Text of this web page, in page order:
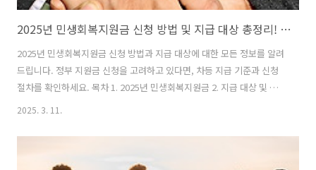
2025년 민생회복지원금 신청 방법 및 지급 대상 총정리! 최대 25만원 지원
2025년 민생회복지원금 신청 방법과 지급 대상에 대한 모든 정보를 알려
드립니다. 정부 지원금 신청을 고려하고 있다면, 차등 지급 기준과 신청
절차를 확인하세요. 목차 1. 2025년 민생회복지원금 2. 지급 대상 및 조
건 3. 신청 방법 및 절차 4. 민생회복지원금 지급 일정 5. 자주 묻는 질문
근 경제 상황이 어려워지면서 ..
2025. 3. 11.